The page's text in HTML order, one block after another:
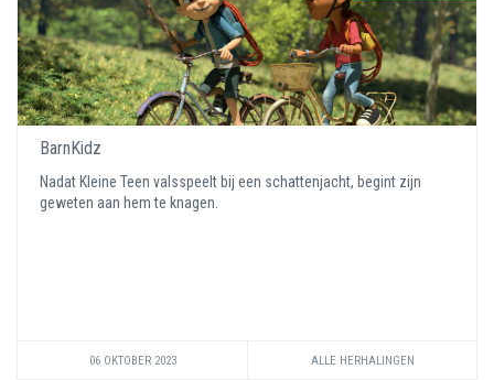
BarnKidz
Nadat Kleine Teen valsspeelt bij een schattenjacht, begint zijn
geweten aan hem te knagen.
06 OKTOBER 2023 ALLE HERHALINGEN